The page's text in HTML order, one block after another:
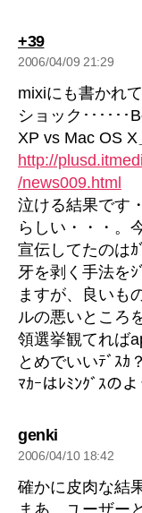
+39の
発
2006/04/09 21:29
mixiにも書かれ
ショック･･････
XP vs Mac OS
http://
/news009.html
泣ける結果です
らしい・・・。
宣伝してたのは
牙を剥く手法を
ますが、良いも
ルの悪いところ
領選挙観てれば
とめでいいﾃﾞｽｶ？
ﾏｶｰはﾚﾐﾝｸﾞｽの
genkiの
発
2006/04/10 18:42
確かに皮肉な結
まあ、ユーザー